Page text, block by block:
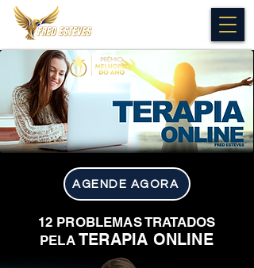
AGENDE AGORA
12 PROBLEMAS TRATADOS
PELATERAPIA ONLINE